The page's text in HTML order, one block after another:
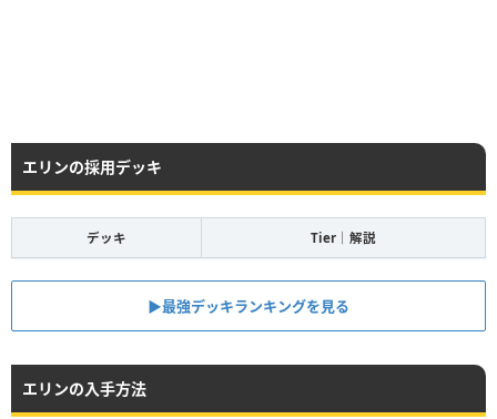
エリンの採用デッキ
デッキ Tier｜解説
▶︎最強デッキランキングを見る
エリンの入手方法